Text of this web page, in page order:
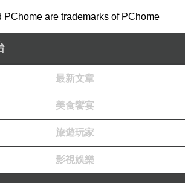
PChome are trademarks of PChome
最新文章
美食饗宴
旅遊玩家
影視娛樂